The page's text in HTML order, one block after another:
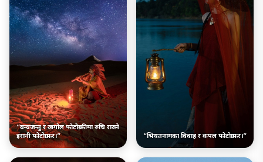
“वन्यजन्तु र खगोल फोटोग्राफीमा रुचि राख्ने
इरानी फोटोग्राफर।”
“भियतनामका विवाह र कपल फोटोग्राफर।”